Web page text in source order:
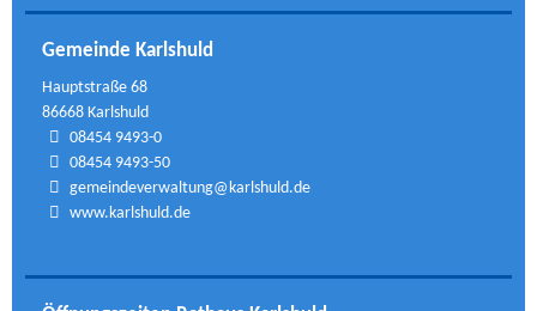
Gemeinde Karlshuld
Hauptstraße 68
86668 Karlshuld
08454 9493-0
08454 9493-50
gemeindeverwaltung@karlshuld.de
www.karlshuld.de